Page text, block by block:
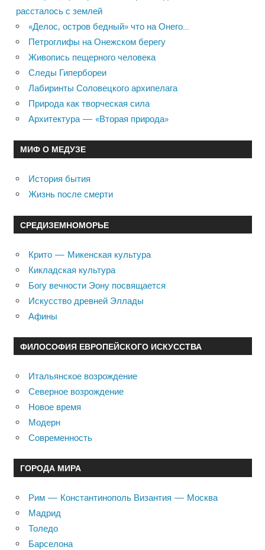
рассталось с землей
«Делос, остров бедный» что на Онего…
Петроглифы на Онежском берегу
Живопись пещерного человека
Следы Гипербореи
Лабиринты Соловецкого архипелага
Природа как творческая сила
Архитектура — «Вторая природа»
МИФ О МЕДУЗЕ
История бытия
Жизнь после смерти
СРЕДИЗЕМНОМОРЬЕ
Крито — Микенская культура
Кикладская культура
Богу вечности Эону посвящается
Искусство древней Эллады
Афины
ФИЛОСОФИЯ ЕВРОПЕЙСКОГО ИСКУССТВА
Итальянское возрождение
Северное возрождение
Новое время
Модерн
Современность
ГОРОДА МИРА
Рим — Константинополь Византия — Москва
Мадрид
Толедо
Барселона